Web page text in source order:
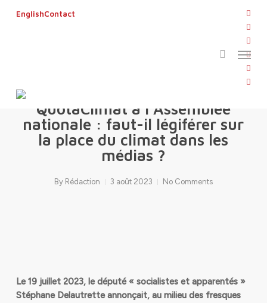
flickr
EnglishContact
search
Menu
QuotaClimat à l’Assemblée
nationale : faut-il légiférer sur
la place du climat dans les
médias ?
By Rédaction 3 août 2023 No Comments
Le 19 juillet 2023, le député « socialistes et apparentés »
Stéphane Delautrette annonçait, au milieu des fresques